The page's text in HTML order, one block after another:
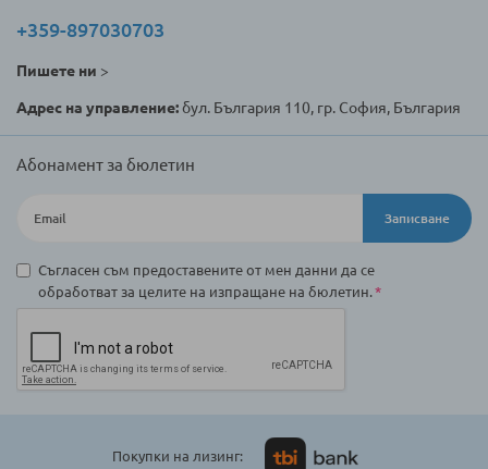
+359-897030703
Пишете ни >
Адрес на управление:бул. България 110, гр. София, България
Абонамент за бюлетин
Записване
Съгласен съм предоставените от мен данни да се
обработват за целите на изпращане на бюлетин.
Покупки на лизинг: